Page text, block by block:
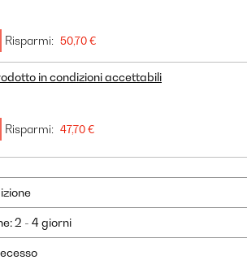
Risparmi: 50,70 €
in condizioni accettabili
Risparmi: 47,70 €
2 - 4 giorni